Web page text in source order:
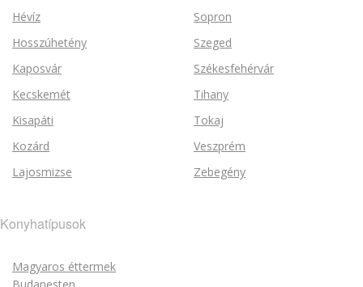
Hévíz
Hosszúhetény
Kaposvár
Kecskemét
Kisapáti
Kozárd
Lajosmizse
Sopron
Szeged
Székesfehérvár
Tihany
Tokaj
Veszprém
Zebegény
Konyhatípusok
Magyaros éttermek